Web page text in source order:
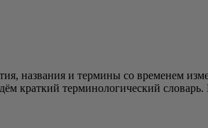
назва­ния и тер­ми­ны со вре­ме­нем
крат­кий тер­ми­но­ло­ги­че­ский